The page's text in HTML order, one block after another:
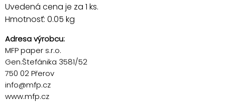
Uvedená cena je za 1 ks.
Hmotnosť: 0.05 kg
Adresa výrobcu:
MFP paper s.r.o.
Gen.Štefánika 3581/52
750 02 Přerov
info@mfp.cz
www.mfp.cz